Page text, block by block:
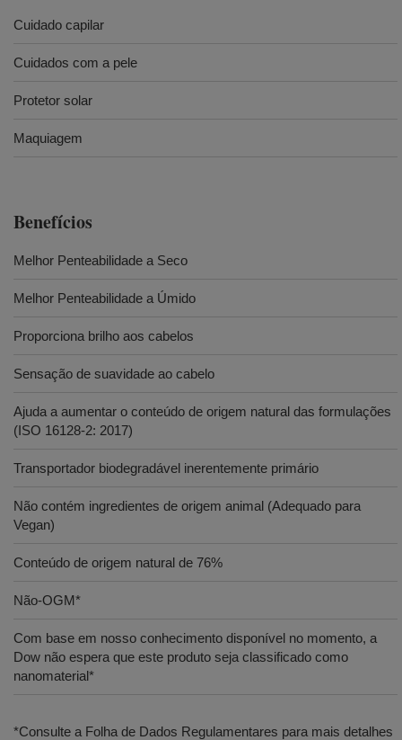
Cuidado capilar
Cuidados com a pele
Protetor solar
Maquiagem
Benefícios
Melhor Penteabilidade a Seco
Melhor Penteabilidade a Úmido
Proporciona brilho aos cabelos
Sensação de suavidade ao cabelo
Ajuda a aumentar o conteúdo de origem natural das formulações
(ISO 16128-2: 2017)
Transportador biodegradável inerentemente primário
Não contém ingredientes de origem animal (Adequado para
Vegan)
Conteúdo de origem natural de 76%
Não-OGM*
Com base em nosso conhecimento disponível no momento, a
Dow não espera que este produto seja classificado como
nanomaterial*
*Consulte a Folha de Dados Regulamentares para mais detalhes